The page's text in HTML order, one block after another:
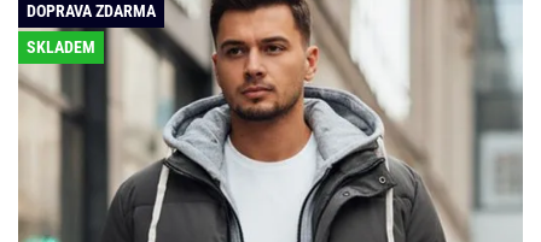
DOPRAVA ZDARMA
SKLADEM